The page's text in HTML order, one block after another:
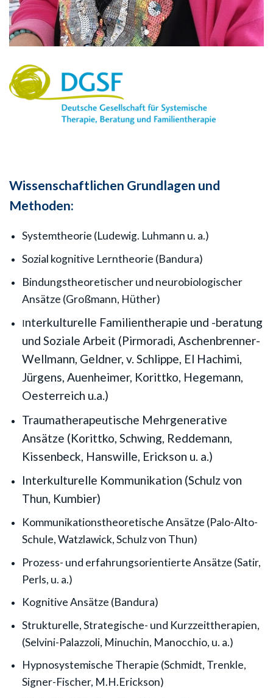
Wissenschaftlichen Grundlagen und
Methoden:
Systemtheorie (Ludewig. Luhmann u. a.)
Sozial kognitive Lerntheorie (Bandura)
Bindungstheoretischer und neurobiologischer
Ansätze (Großmann, Hüther)
Interkulturelle Familientherapie und -beratung
und Soziale Arbeit (Pirmoradi, Aschenbrenner-
Wellmann, Geldner, v. Schlippe, El Hachimi,
Jürgens, Auenheimer, Korittko, Hegemann,
Oesterreich u.a.)
Traumatherapeutische Mehrgenerative
Ansätze (Korittko, Schwing, Reddemann,
Kissenbeck, Hanswille, Erickson u. a.)
Interkulturelle Kommunikation (Schulz von
Thun, Kumbier)
Kommunikationstheoretische Ansätze (Palo-Alto-
Schule, Watzlawick, Schulz von Thun)
Prozess- und erfahrungsorientierte Ansätze (Satir,
Perls, u. a.)
Kognitive Ansätze (Bandura)
Strukturelle, Strategische- und Kurzzeittherapien,
(Selvini-Palazzoli, Minuchin, Manocchio, u. a.)
Hypnosystemische Therapie (Schmidt, Trenkle,
Signer-Fischer, M.H.Erickson)